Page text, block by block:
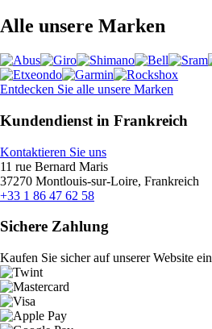
Alle unsere Marken
Entdecken Sie alle unsere Marken
Kundendienst in Frankreich
Kontaktieren Sie uns
11 rue Bernard Maris
37270 Montlouis-sur-Loire, Frankreich
+33 1 86 47 62 58
Sichere Zahlung
Kaufen Sie sicher auf unserer Website ein